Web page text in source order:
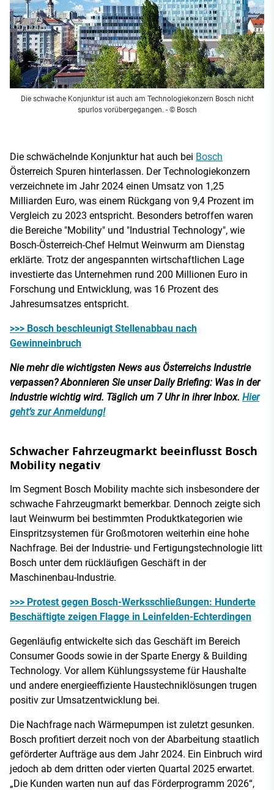
Die schwache Konjunktur ist auch am Technologiekonzern Bosch nicht
spurlos vorübergegangen. - © Bosch
Die schwächelnde Konjunktur hat auch bei Bosch
Österreich Spuren hinterlassen. Der Technologiekonzern
verzeichnete im Jahr 2024 einen Umsatz von 1,25
Milliarden Euro, was einem Rückgang von 9,4 Prozent im
Vergleich zu 2023 entspricht. Besonders betroffen waren
die Bereiche "Mobility" und "Industrial Technology", wie
Bosch-Österreich-Chef Helmut Weinwurm am Dienstag
erklärte. Trotz der angespannten wirtschaftlichen Lage
investierte das Unternehmen rund 200 Millionen Euro in
Forschung und Entwicklung, was 16 Prozent des
Jahresumsatzes entspricht.
>>> Bosch beschleunigt Stellenabbau nach
Gewinneinbruch
Nie mehr die wichtigsten News aus Österreichs Industrie
verpassen? Abonnieren Sie unser Daily Briefing: Was in der
Industrie wichtig wird. Täglich um 7 Uhr in ihrer Inbox. Hier
geht’s zur Anmeldung!
Schwacher Fahrzeugmarkt beeinflusst Bosch
Mobility negativ
Im Segment Bosch Mobility machte sich insbesondere der
schwache Fahrzeugmarkt bemerkbar. Dennoch zeigte sich
laut Weinwurm bei bestimmten Produktkategorien wie
Einspritzsystemen für Großmotoren weiterhin eine hohe
Nachfrage. Bei der Industrie- und Fertigungstechnologie litt
Bosch unter dem rückläufigen Geschäft in der
Maschinenbau-Industrie.
>>> Protest gegen Bosch-Werksschließungen: Hunderte
Beschäftigte zeigen Flagge in Leinfelden-Echterdingen
Gegenläufig entwickelte sich das Geschäft im Bereich
Consumer Goods sowie in der Sparte Energy & Building
Technology. Vor allem Kühlungssysteme für Haushalte
und andere energieeffiziente Haustechniklösungen trugen
positiv zur Umsatzentwicklung bei.
Die Nachfrage nach Wärmepumpen ist zuletzt gesunken.
Bosch profitiert derzeit noch von der Abarbeitung staatlich
geförderter Aufträge aus dem Jahr 2024. Ein Einbruch wird
jedoch ab dem dritten oder vierten Quartal 2025 erwartet.
„Die Kunden warten nun auf das Förderprogramm 2026“,